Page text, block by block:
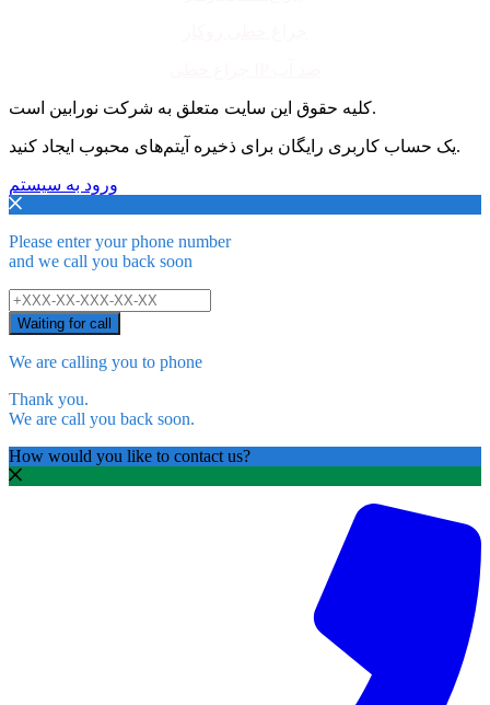
کلیه حقوق این سایت متعلق به شرکت نورابین است.
یک حساب کاربری رایگان برای ذخیره آیتم‌های محبوب ایجاد کنید.
ورود به سیستم
Please enter your phone number
and we call you back soon
Waiting for call
We are calling you to phone
Thank you.
We are call you back soon.
How would you like to contact us?